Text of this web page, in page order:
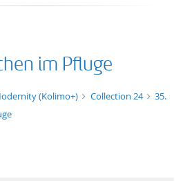
im Pfluge
(Kolimo+) Collection 24
35.